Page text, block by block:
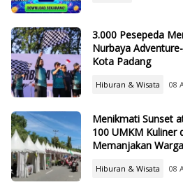
3.000 Pesepeda
Nurbaya
Kota Padang
Hiburan & Wisata 08
Menikmati Sunset
100 UMKM Kuliner
Memanjakan
Hiburan & Wisata 08